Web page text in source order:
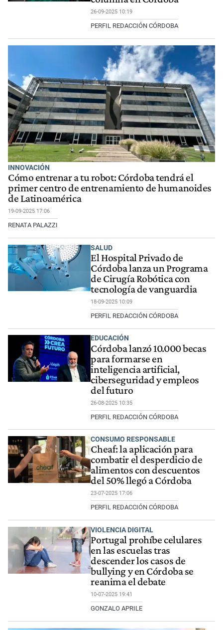
26-09-2025 10:19
PERFIL REDACCIÓN CÓRDOBA
INNOVACIÓN
Cómo entrenar a tu robot: Córdoba tendrá el
primer centro de entrenamiento de humanoides
de Latinoamérica
19-09-2025 17:06
RENATA PALAZZI
SALUD
El Hospital Privado de
Córdoba lanza un Programa
de Cirugía Robótica con
tecnología de vanguardia
18-09-2025 10:09
PERFIL REDACCIÓN CÓRDOBA
EDUCACIÓN
Córdoba lanzó 10.000 becas
para formarse en
inteligencia artificial,
ciberseguridad y empleos
del futuro
26-08-2025 10:35
PERFIL REDACCIÓN CÓRDOBA
CONSUMO RESPONSABLE
Cheaf: la aplicación para
combatir el desperdicio de
alimentos con descuentos
del 50% llegó a Córdoba
23-07-2025 17:06
PERFIL REDACCIÓN CÓRDOBA
VIOLENCIA DIGITAL
Portugal prohíbe celulares
en las escuelas tras
descender los casos de
bullying y en Córdoba se
reanima el debate
10-07-2025 19:41
GONZALO APRILE